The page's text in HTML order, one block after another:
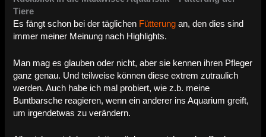
Tiere
Es fängt schon bei der täglichen Fütterung an, den dies sind
immer meiner Meinung nach Highlights.
Man mag es glauben oder nicht, aber sie kennen ihren Pfleger
ganz genau. Und teilweise können diese extrem zutraulich
werden. Auch habe ich mal probiert, wie z.b. meine
Buntbarsche reagieren, wenn ein anderer ins Aquarium greift,
um irgendetwas zu verändern.